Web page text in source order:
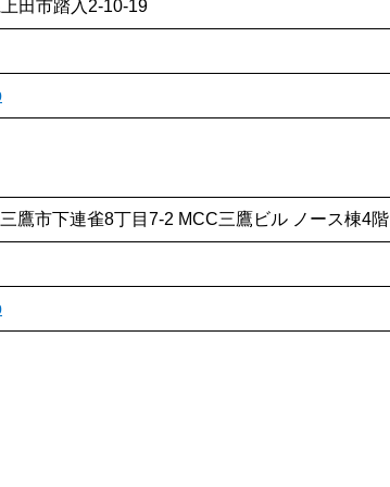
田市踏入2-10-19
鷹市下連雀8丁目7-2 MCC三鷹ビル ノース棟4階